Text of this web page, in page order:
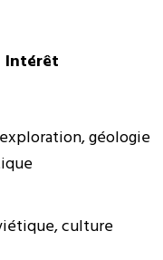
Intérêt
géologie
culture